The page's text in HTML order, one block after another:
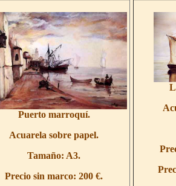
Puerto marroquí.
Acuarela sobre papel.
Tamaño: A3.
Precio sin marco: 200 €.